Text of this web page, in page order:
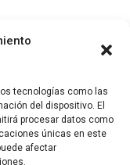
tecnologías como las
del dispositivo. El
procesar datos como
únicas en este
afectar
4. 50004, Zaragoza